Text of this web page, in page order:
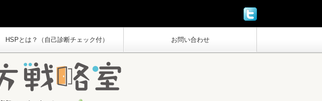
HSPとは？（自己診断チェック付） お問い合わせ